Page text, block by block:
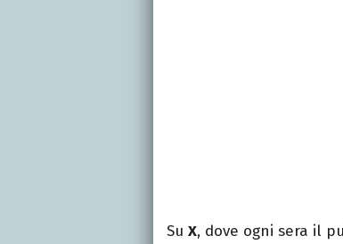
Su X, dove ogni sera il